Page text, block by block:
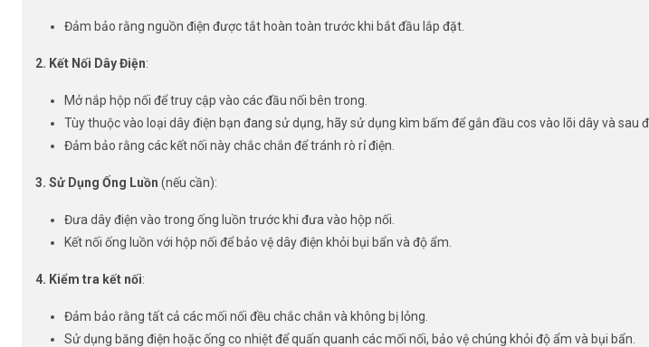
Đảm bảo rằng nguồn điện được tắt hoàn toàn trước khi bắt đầu lắp đặt.
2. Kết Nối Dây Điện:
Mở nắp hộp nối để truy cập vào các đầu nối bên trong.
Tùy thuộc vào loại dây điện bạn đang sử dụng, hãy sử dụng kìm bấm để gắn đầu cos vào lõi dây và sau
Đảm bảo rằng các kết nối này chắc chắn để tránh rò rỉ điện.
3. Sử Dụng Ống Luồn (nếu cần):
Đưa dây điện vào trong ống luồn trước khi đưa vào hộp nối.
Kết nối ống luồn với hộp nối để bảo vệ dây điện khỏi bụi bẩn và độ ẩm.
4. Kiểm tra kết nối:
Đảm bảo rằng tất cả các mối nối đều chắc chắn và không bị lỏng.
Sử dụng băng điện hoặc ống co nhiệt để quấn quanh các mối nối, bảo vệ chúng khỏi độ ẩm và bụi bẩn.